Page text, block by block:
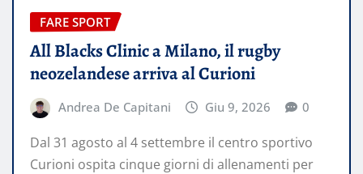
FARE SPORT
All Blacks Clinic a Milano, il rugby
neozelandese arriva al Curioni
Andrea De Capitani Giu 9, 2026 0
Dal 31 agosto al 4 settembre il centro sportivo
Curioni ospita cinque giorni di allenamenti per